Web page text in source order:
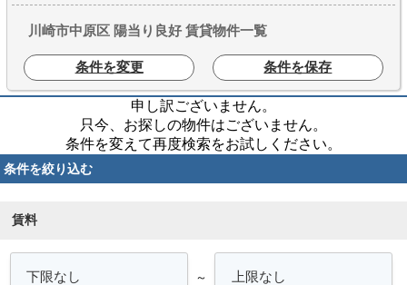
川崎市中原区 陽当り良好 賃貸物件一覧
条件を変更 条件を保存
申し訳ございません。
只今、お探しの物件はございません。
条件を変えて再度検索をお試しください。
条件を絞り込む
賃料
～